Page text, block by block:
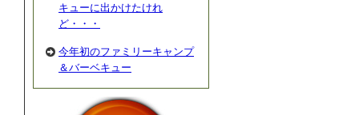
キューに出かけたけれ
ど・・・
今年初のファミリーキャンプ
＆バーベキュー